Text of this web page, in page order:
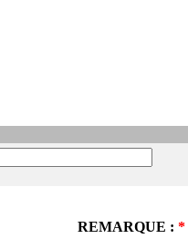
REMARQUE : *